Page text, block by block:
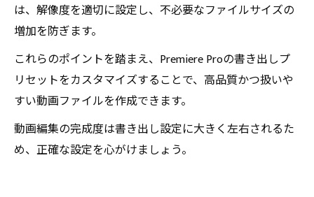
は、解像度を適切に設定し、不必要なファイルサイズの
増加を防ぎます。
これらのポイントを踏まえ、Premiere Proの書き出しプ
リセットをカスタマイズすることで、高品質かつ扱いや
すい動画ファイルを作成できます。
動画編集の完成度は書き出し設定に大きく左右されるた
め、正確な設定を心がけましょう。